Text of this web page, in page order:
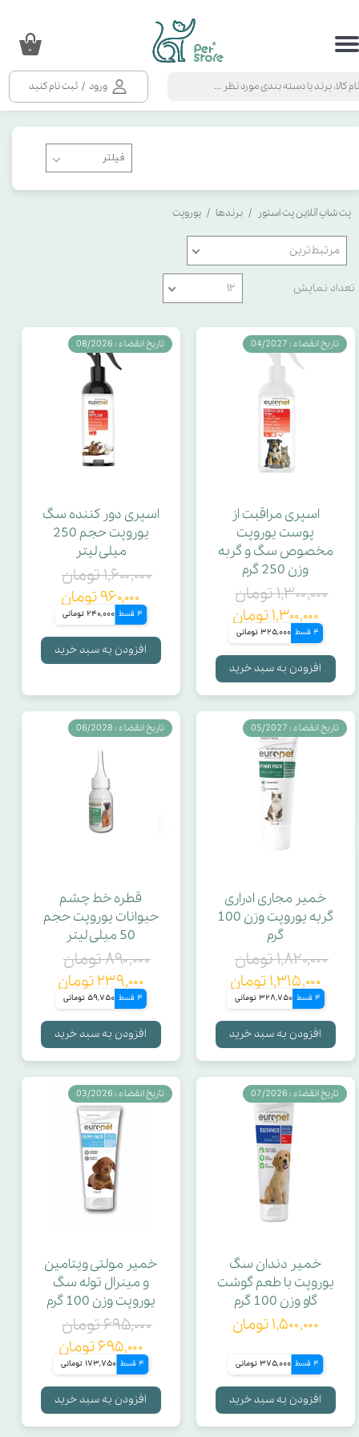
ورود / ثبت نام کنید
حساب کاربری من
سفارشات
۰
پت شاپ آنلاین پت استور برندها یوروپت
مرتبط‌ترین
تعداد نمایش ۱۲
اسپری مراقبت از
پوست یوروپت
مخصوص سگ و گربه
وزن 250 گرم
۱,۳۰۰,۰۰۰ تومان
۱,۳۰۰,۰۰۰ تومان
4 قسط 325,000 تومانی
افزودن به سبد خرید
تاریخ انقضاء : 04/2027
اسپری دور کننده سگ
یوروپت حجم 250
میلی لیتر
۱,۶۰۰,۰۰۰ تومان
۹۶۰,۰۰۰ تومان
4 قسط 240,000 تومانی
افزودن به سبد خرید
تاریخ انقضاء : 08/2026
خمیر مجاری ادراری
گربه یوروپت وزن 100
گرم
۱,۸۲۰,۰۰۰ تومان
۱,۳۱۵,۰۰۰ تومان
4 قسط 328,750 تومانی
افزودن به سبد خرید
تاریخ انقضاء : 05/2027
قطره خط چشم
حیوانات یوروپت حجم
50 میلی لیتر
۸۹۰,۰۰۰ تومان
۲۳۹,۰۰۰ تومان
4 قسط 59,750 تومانی
افزودن به سبد خرید
تاریخ انقضاء : 06/2028
خمیر دندان سگ
یوروپت با طعم گوشت
گاو وزن 100 گرم
۱,۵۰۰,۰۰۰ تومان
4 قسط 375,000 تومانی
افزودن به سبد خرید
تاریخ انقضاء : 07/2026
خمیر مولتی ویتامین
و مینرال توله سگ
یوروپت وزن 100 گرم
۶۹۵,۰۰۰ تومان
۶۹۵,۰۰۰ تومان
4 قسط 173,750 تومانی
افزودن به سبد خرید
تاریخ انقضاء : 03/2026